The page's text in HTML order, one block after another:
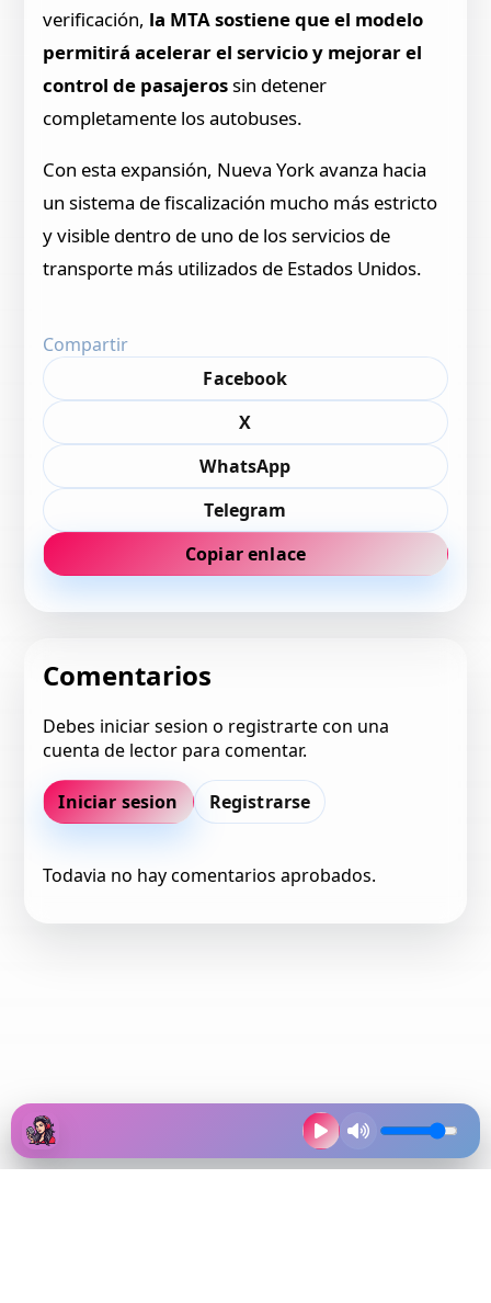
verificación, la MTA sostiene que el modelo
permitirá acelerar el servicio y mejorar el
control de pasajerossin detener
completamente los autobuses.
Con esta expansión, Nueva York avanza hacia
un sistema de fiscalización mucho más estricto
y visible dentro de uno de los servicios de
transporte más utilizados de Estados Unidos.
Compartir
Facebook
X
WhatsApp
Telegram
Copiar enlace
Comentarios
Debes iniciar sesion o registrarte con una
cuenta de lector para comentar.
Iniciar sesion Registrarse
Todavia no hay comentarios aprobados.